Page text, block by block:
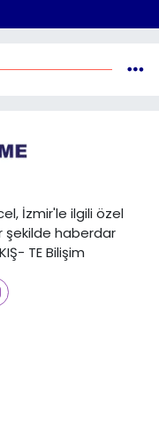
İzmir'le ilgili özel
şekilde haberdar
TE Bilişim